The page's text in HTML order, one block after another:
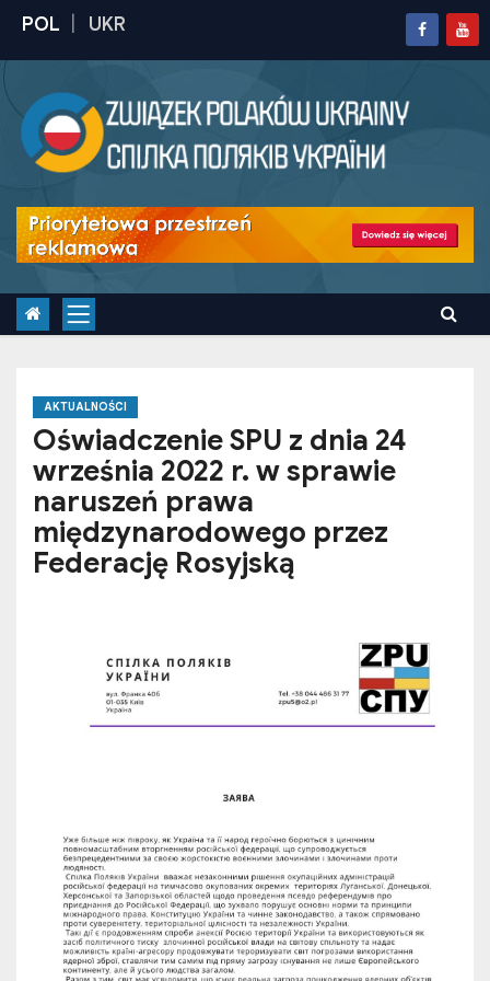
t
AKTUALNOŚCI
Oświadczenie SPU z dnia 24
września 2022 r. w sprawie
naruszeń prawa
międzynarodowego przez
Federację Rosyjską